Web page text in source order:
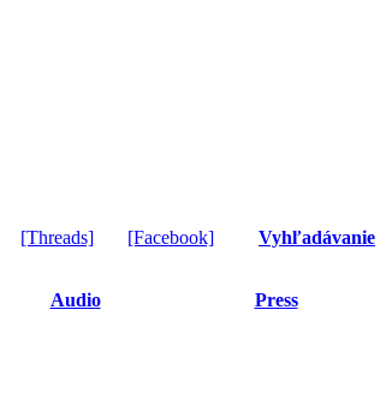
[Threads] [Facebook] Vyhľadávanie
Audio Press